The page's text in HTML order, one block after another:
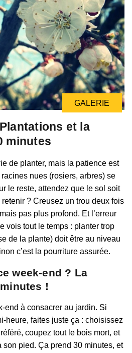
GALERIE
et la
minutes
de planter, mais la patience est
nues (rosiers, arbres) se
le reste, attendez que le sol soit
? Creusez un trou deux fois
pas plus profond. Et l’erreur
vois tout le temps : planter trop
de la plante) doit être au niveau
c’est la pourriture assurée.
week-end ? La
!
end à consacrer au jardin. Si
heure, faites juste ça : choisissez
coupez tout le bois mort, et
son pied. Ça prend 30 minutes, et